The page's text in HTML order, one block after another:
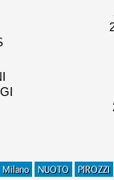
ANNIS
Milano NUOTO PIROZZI